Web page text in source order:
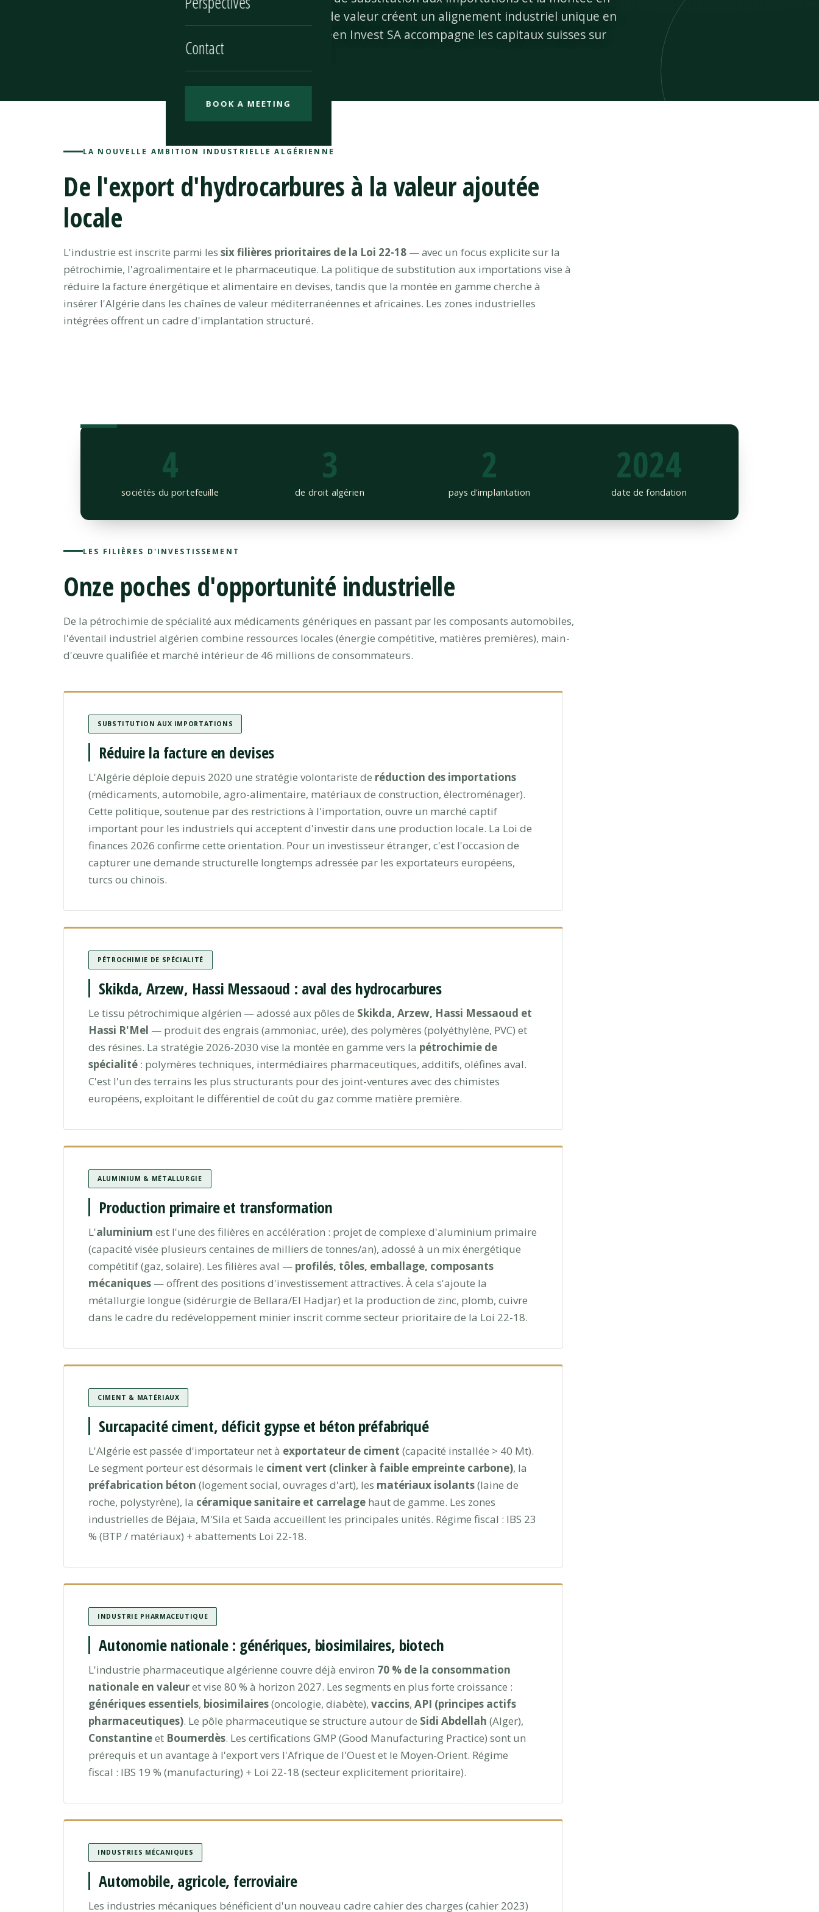
Contact
BOOK A MEETING
gamme sur les chaînes de valeur créent un alignement industriel unique en
Méditerranée. Swiss Green Invest SA accompagne les capitaux suisses sur
les projets structurants.
LA NOUVELLE AMBITION INDUSTRIELLE ALGÉRIENNE
De l'export d'hydrocarbures à la valeur ajoutée
locale
L'industrie est inscrite parmi les six filières prioritaires de la Loi 22-18 — avec un focus explicite sur la
pétrochimie, l'agroalimentaire et le pharmaceutique. La politique de substitution aux importations vise à
réduire la facture énergétique et alimentaire en devises, tandis que la montée en gamme cherche à
insérer l'Algérie dans les chaînes de valeur méditerranéennes et africaines. Les zones industrielles
intégrées offrent un cadre d'implantation structuré.
4
sociétés du portefeuille
3
de droit algérien
2
pays d'implantation
2024
date de fondation
LES FILIÈRES D'INVESTISSEMENT
Onze poches d'opportunité industrielle
De la pétrochimie de spécialité aux médicaments génériques en passant par les composants automobiles,
l'éventail industriel algérien combine ressources locales (énergie compétitive, matières premières), main-
d'œuvre qualifiée et marché intérieur de 46 millions de consommateurs.
SUBSTITUTION AUX IMPORTATIONS
Réduire la facture en devises
L'Algérie déploie depuis 2020 une stratégie volontariste de réduction des importations
(médicaments, automobile, agro-alimentaire, matériaux de construction, électroménager).
Cette politique, soutenue par des restrictions à l'importation, ouvre un marché captif
important pour les industriels qui acceptent d'investir dans une production locale. La Loi de
finances 2026 confirme cette orientation. Pour un investisseur étranger, c'est l'occasion de
capturer une demande structurelle longtemps adressée par les exportateurs européens,
turcs ou chinois.
PÉTROCHIMIE DE SPÉCIALITÉ
Skikda, Arzew, Hassi Messaoud : aval des hydrocarbures
Le tissu pétrochimique algérien — adossé aux pôles de Skikda, Arzew, Hassi Messaoud et
Hassi R'Mel — produit des engrais (ammoniac, urée), des polymères (polyéthylène, PVC) et
des résines. La stratégie 2026-2030 vise la montée en gamme vers la pétrochimie de
spécialité : polymères techniques, intermédiaires pharmaceutiques, additifs, oléfines aval.
C'est l'un des terrains les plus structurants pour des joint-ventures avec des chimistes
européens, exploitant le différentiel de coût du gaz comme matière première.
ALUMINIUM & MÉTALLURGIE
Production primaire et transformation
L'aluminium est l'une des filières en accélération : projet de complexe d'aluminium primaire
(capacité visée plusieurs centaines de milliers de tonnes/an), adossé à un mix énergétique
compétitif (gaz, solaire). Les filières aval — profilés, tôles, emballage, composants
mécaniques — offrent des positions d'investissement attractives. À cela s'ajoute la
métallurgie longue (sidérurgie de Bellara/El Hadjar) et la production de zinc, plomb, cuivre
dans le cadre du redéveloppement minier inscrit comme secteur prioritaire de la Loi 22-18.
CIMENT & MATÉRIAUX
Surcapacité ciment, déficit gypse et béton préfabriqué
L'Algérie est passée d'importateur net à exportateur de ciment (capacité installée > 40 Mt).
Le segment porteur est désormais le ciment vert (clinker à faible empreinte carbone), la
préfabrication béton (logement social, ouvrages d'art), les matériaux isolants(laine de
roche, polystyrène), la céramique sanitaire et carrelage haut de gamme. Les zones
industrielles de Béjaïa, M'Sila et Saïda accueillent les principales unités. Régime fiscal : IBS 23
% (BTP / matériaux) + abattements Loi 22-18.
INDUSTRIE PHARMACEUTIQUE
Autonomie nationale : génériques, biosimilaires, biotech
L'industrie pharmaceutique algérienne couvre déjà environ 70 % de la consommation
nationale en valeuret vise 80 % à horizon 2027. Les segments en plus forte croissance :
génériques essentiels, biosimilaires(oncologie, diabète), vaccins, API (principes actifs
pharmaceutiques). Le pôle pharmaceutique se structure autour de Sidi Abdellah (Alger),
Constantineet Boumerdès. Les certifications GMP (Good Manufacturing Practice) sont un
prérequis et un avantage à l'export vers l'Afrique de l'Ouest et le Moyen-Orient. Régime
fiscal : IBS 19 % (manufacturing) + Loi 22-18 (secteur explicitement prioritaire).
INDUSTRIES MÉCANIQUES
Automobile, agricole, ferroviaire
Les industries mécaniques bénéficient d'un nouveau cadre cahier des charges (cahier 2023)